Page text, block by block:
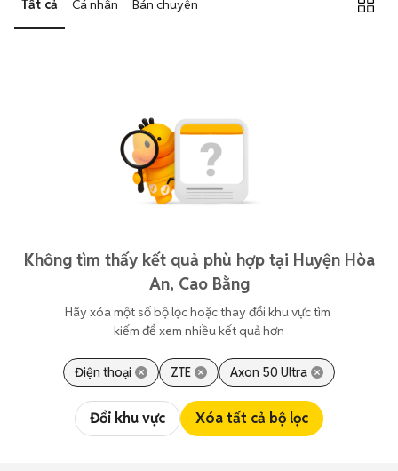
Tất cả Cá nhân Bán chuyên
Không tìm thấy kết quả phù hợp tại Huyện Hòa
An, Cao Bằng
Hãy xóa một số bộ lọc hoặc thay đổi khu vực tìm
kiếm để xem nhiều kết quả hơn
Điện thoại ZTE Axon 50 Ultra
Đổi khu vực Xóa tất cả bộ lọc